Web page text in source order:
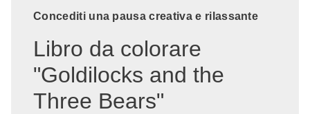
Concediti una pausa creativa e rilassante
Libro da colorare
"Goldilocks and the
Three Bears"